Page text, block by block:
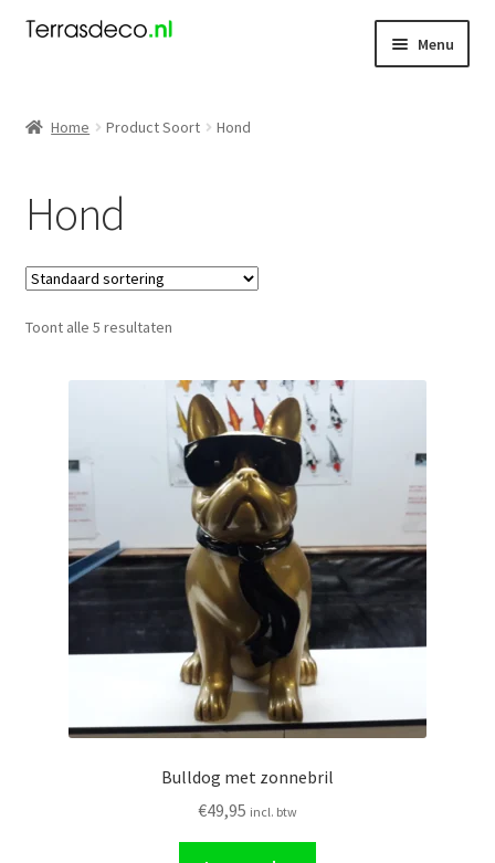
Ga
navigatie
Ga
inhoud
Menu
Kabouters
Mensen
Nieuw
Glasschilderij
Ornamenten
Home Product Soort Hond
Hond
Toont alle 5 resultaten
Bulldog met zonnebril
€49,95 incl. btw